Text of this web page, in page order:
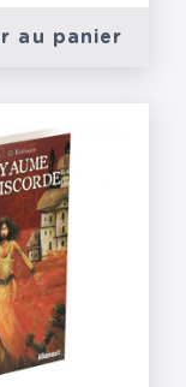
au panier